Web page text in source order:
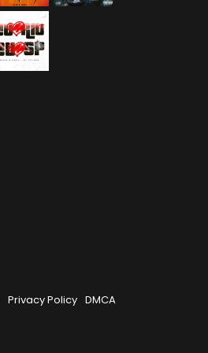
Privacy Policy DMCA